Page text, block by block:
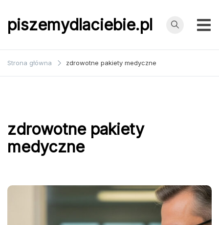
do
treścipiszemydlaciebie.pl
Strona główna zdrowotne pakiety medyczne
zdrowotne pakiety
medyczne